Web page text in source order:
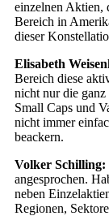
einzelnen Aktien,
Bereich in
dieser
Elisabeth
Bereich diese
nicht nur die
Small Caps und
nicht immer
beackern.
Volker Schilling:
angesprochen.
neben
Regionen,